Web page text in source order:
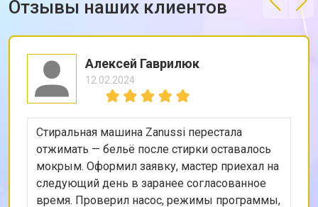
Замена блока управления от 3600 ₽ Заказать
Замена заливного шланга от 2150 ₽
Замена прессостата
Замена сливного насоса
Замена сливного шланга от 2100 ₽ Заказать
Замена циркуляционного насоса от 3800 ₽ Заказать
Отзывы наших клиентов
Алексей Гаврилюк
12.02.2024
Стиральная машина Zanussi перестала
отжимать — бельё после стирки оставалось
мокрым. Оформил заявку, мастер приехал на
следующий день в заранее согласованное
время. Проверил насос, режимы программы,